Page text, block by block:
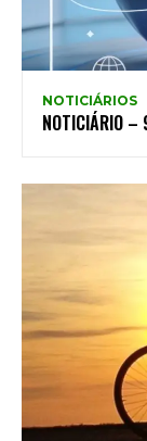
NOTICIÁRIOS
NOTICIÁRIO